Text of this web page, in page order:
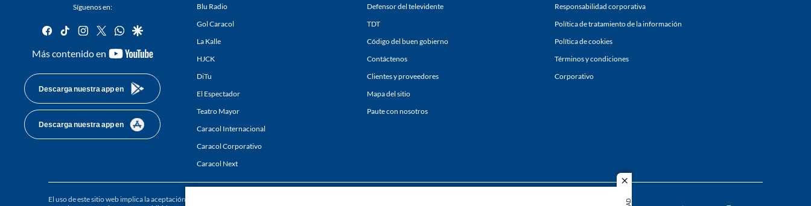
close
Síguenos en:
facebook
tiktok instagram
twitterwhatsapp
google
Más contenido en
youtube-
Descarga nuestra app en
Descarga nuestra app en
Blu Radio
Gol Caracol
La Kalle
HJCK
DiTu
El Espectador
Teatro Mayor
Caracol Internacional
Caracol Corporativo
Caracol Next
Defensor del televidente
TDT
Código del buen gobierno
Contáctenos
Clientes y proveedores
Mapa del sitio
Paute con nosotros
Responsabilidad corporativa
Política de tratamiento de la información
Política de cookies
Términos y condiciones
Corporativo
El uso de este sitio web implica la aceptación de los